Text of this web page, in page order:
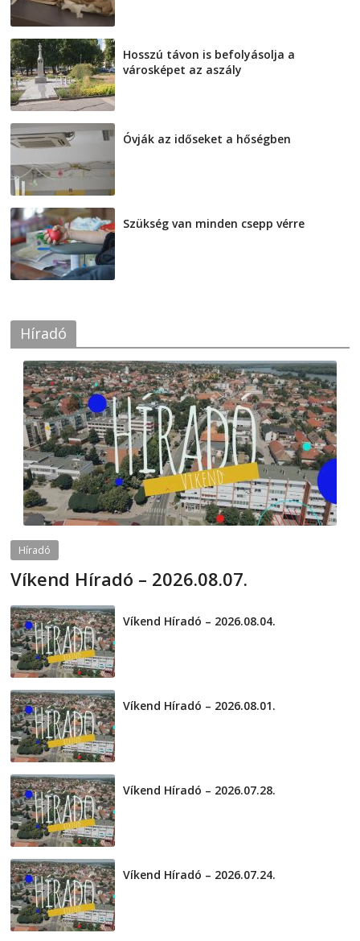
Hosszú távon is befolyásolja a
városképet az aszály
Óvják az időseket a hőségben
Szükség van minden csepp vérre
Híradó
Híradó
Víkend Híradó – 2026.08.07.
Víkend Híradó – 2026.08.04.
Víkend Híradó – 2026.08.01.
Víkend Híradó – 2026.07.28.
Víkend Híradó – 2026.07.24.